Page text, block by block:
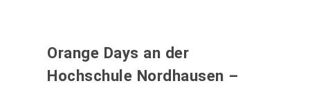
Orange Days an der
Hochschule Nordhausen –